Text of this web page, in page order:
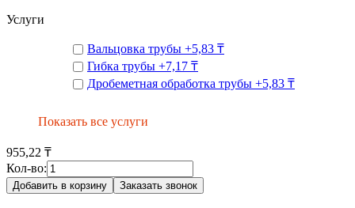
Услуги
Вальцовка трубы +5,83 ₸
Гибка трубы +7,17 ₸
Дробеметная обработка трубы +5,83 ₸
Показать все услуги
955,22 ₸
Кол-во:
Добавить в корзину Заказать звонок